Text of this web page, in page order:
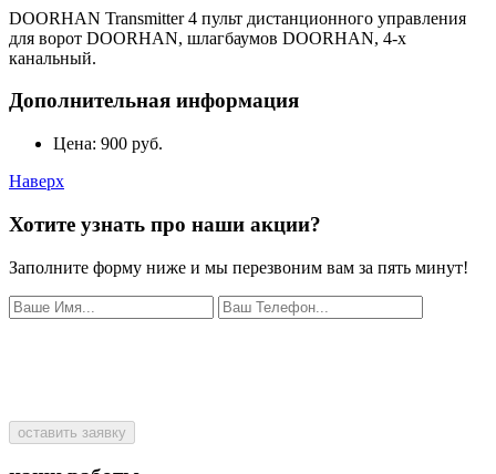
DOORHAN Transmitter 4 пульт дистанционного управления
для ворот DOORHAN, шлагбаумов DOORHAN, 4-х
канальный.
Дополнительная информация
Цена: 900 руб.
Наверх
Хотите узнать про наши акции?
Заполните форму ниже и мы перезвоним вам за пять минут!
оставить заявку